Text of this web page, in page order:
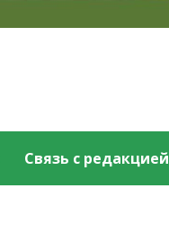
Связь с редакцией